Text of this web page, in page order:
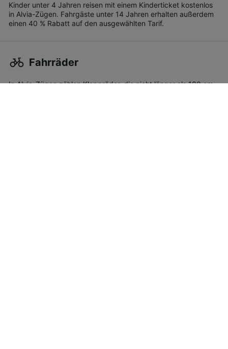
Kinder unter 4 Jahren reisen mit einem Kinderticket kostenlos
in Alvia-Zügen. Fahrgäste unter 14 Jahren erhalten außerdem
einen 40 % Rabatt auf den ausgewählten Tarif.
Fahrräder
In Alvia-Zügen zählen Klappräder, die nicht länger als 180 cm